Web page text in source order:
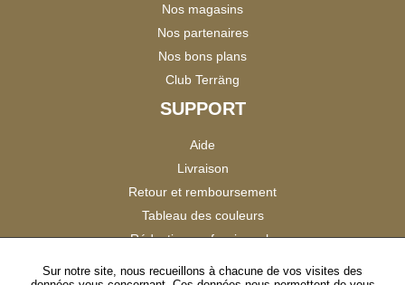
Nos magasins
Nos partenaires
Nos bons plans
Club Terräng
SUPPORT
Aide
Livraison
Retour et remboursement
Tableau des couleurs
Réduction professionnels
Catalogues
Sur notre site, nous recueillons à chacune de vos visites des